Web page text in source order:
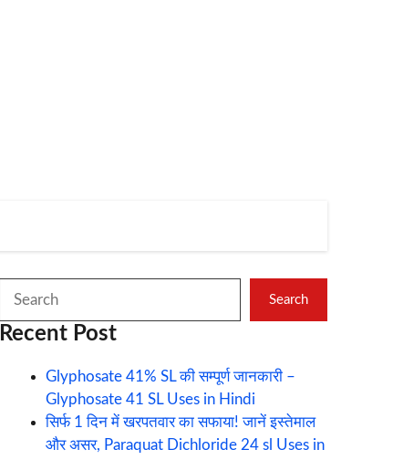
Search
Recent Post
Glyphosate 41% SL की सम्पूर्ण जानकारी –
Glyphosate 41 SL Uses in Hindi
सिर्फ 1 दिन में खरपतवार का सफाया! जानें इस्तेमाल
और असर, Paraquat Dichloride 24 sl Uses in